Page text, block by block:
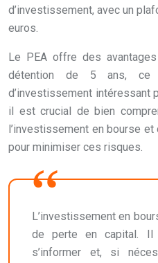
d’investissement, avec un
euros.
Le PEA offre des
détention de 5 ans,
d’investissement intéressant
il est crucial de bien
l’investissement en bourse
pour minimiser ces risques.
L’investissement en
de perte en capital.
s’informer et, si